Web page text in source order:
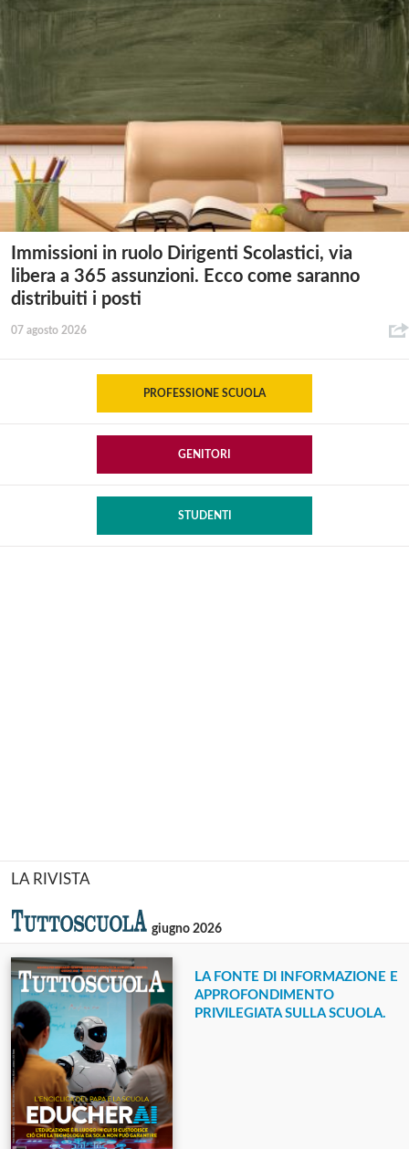
Immissioni in ruolo Dirigenti Scolastici, via
libera a 365 assunzioni. Ecco come saranno
distribuiti i posti
07 agosto 2026
PROFESSIONE SCUOLA
GENITORI
STUDENTI
LA RIVISTA
giugno 2026
LA FONTE DI INFORMAZIONE E
APPROFONDIMENTO
PRIVILEGIATA SULLA SCUOLA.